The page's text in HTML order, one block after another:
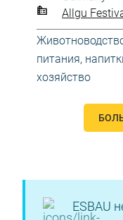
Allgu
питания,
хозяйство
ESBAU